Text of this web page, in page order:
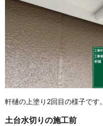
軒樋の上塗り2回目の様子です。
土台水切りの施工前